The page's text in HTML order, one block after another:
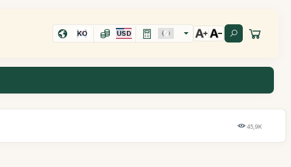
KO USD
45,9K